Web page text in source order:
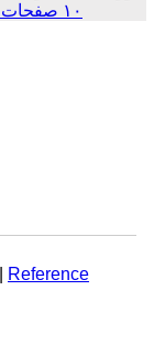
۱۰ صفحات ۷۹۹-۷۹۱
|Reference